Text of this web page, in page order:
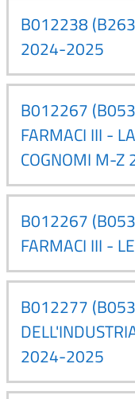
B012238
2024-2025
B012267
FARMACI III -
COGNOMI M-
B012267
FARMACI III -
B012277
2024-2025